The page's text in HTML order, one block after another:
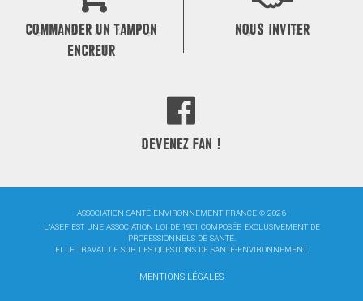
COMMANDER UN TAMPON
ENCREUR
NOUS INVITER
DEVENEZ FAN !
ASSOCIATION SANTÉ ENVIRONNEMENT FRANCE © 2026
L'ASEF EST UNE ASSOCIATION LOI DE 1901 COMPOSÉE EXCLUSIVEMENT DE
PROFESSIONNELS DE SANTÉ.
ELLE TRAVAILLE SUR LES QUESTIONS DE SANTÉ-ENVIRONNEMENT.
MENTIONS LÉGALES